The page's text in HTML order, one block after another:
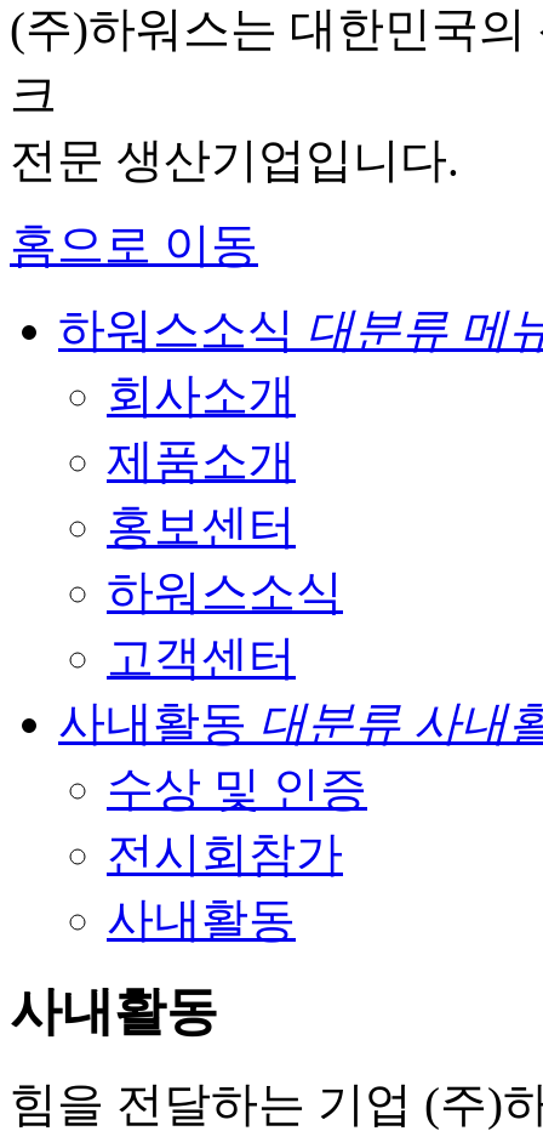
(주)하워스는 대한민국
크
전문 생산기업입니다.
홈으로 이동
하워스소식 대분류 메
회사소개
제품소개
홍보센터
하워스소식
고객센터
사내활동 대분류 사내
수상 및 인증
전시회참가
사내활동
사내활동
힘을 전달하는 기업 (주)